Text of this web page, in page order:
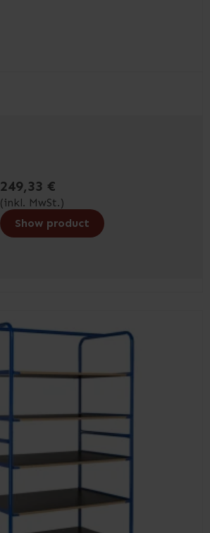
249,33 €
(inkl. MwSt.)
Show product